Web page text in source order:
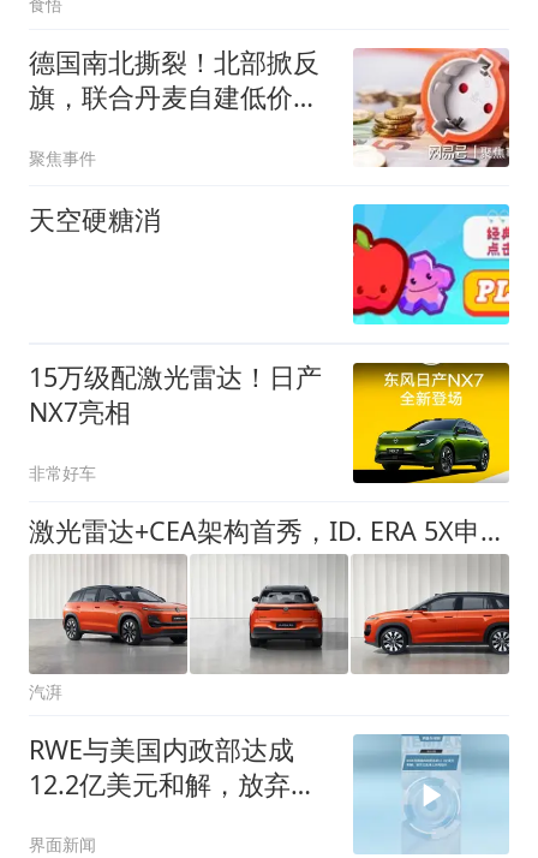
德国南北撕裂！北部掀反
旗，联合丹麦自建低价电
聚焦事件
天空硬糖消
15万级配激光雷达！日产
NX7亮相
非常好车
激光雷达+CEA架构首秀，ID. ERA 5X申报图背后的“大众智能反攻”
汽湃
RWE与美国内政部达成
12.2亿美元和解，放弃三
界面新闻